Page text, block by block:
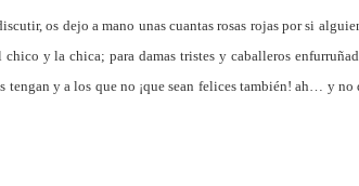
os dejo a mano unas cuantas rosas rojas por si
y la chica; para damas tristes y caballeros
tengan y a los que no ¡que sean felices también! ah… y no